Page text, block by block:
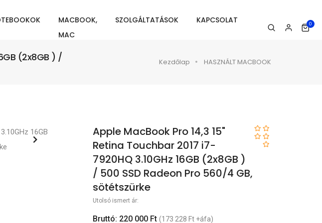
MACBOOK,
MAC
SZOLGÁLTATÁSOK KAPCSOLAT 0
(2x8GB ) /
Kezdőlap HASZNÁLT MACBOOK
Apple MacBook Pro 14,3 15"
Retina Touchbar 2017 i7-
7920HQ 3.10GHz 16GB (2x8GB )
/ 500 SSD Radeon Pro 560/4 GB,
sötétszürke
Utolsó ismert ár:
Bruttó: 220 000 Ft (173 228 Ft +áfa)